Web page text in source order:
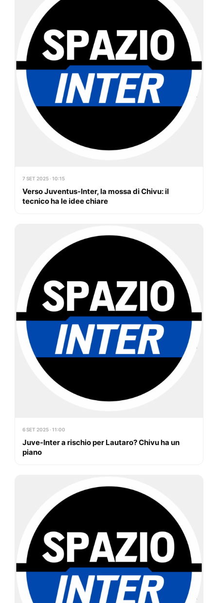
7 SET 2025 · 10:15
Verso Juventus-Inter, la mossa di Chivu: il
tecnico ha le idee chiare
6 SET 2025 · 11:00
Juve-Inter a rischio per Lautaro? Chivu ha un
piano